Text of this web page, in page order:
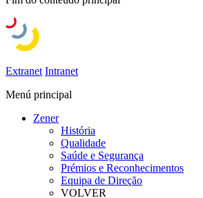
Extranet Intranet
Menú principal
Zener
História
Qualidade
Saúde e Segurança
Prémios e Reconhecimentos
Equipa de Direção
VOLVER